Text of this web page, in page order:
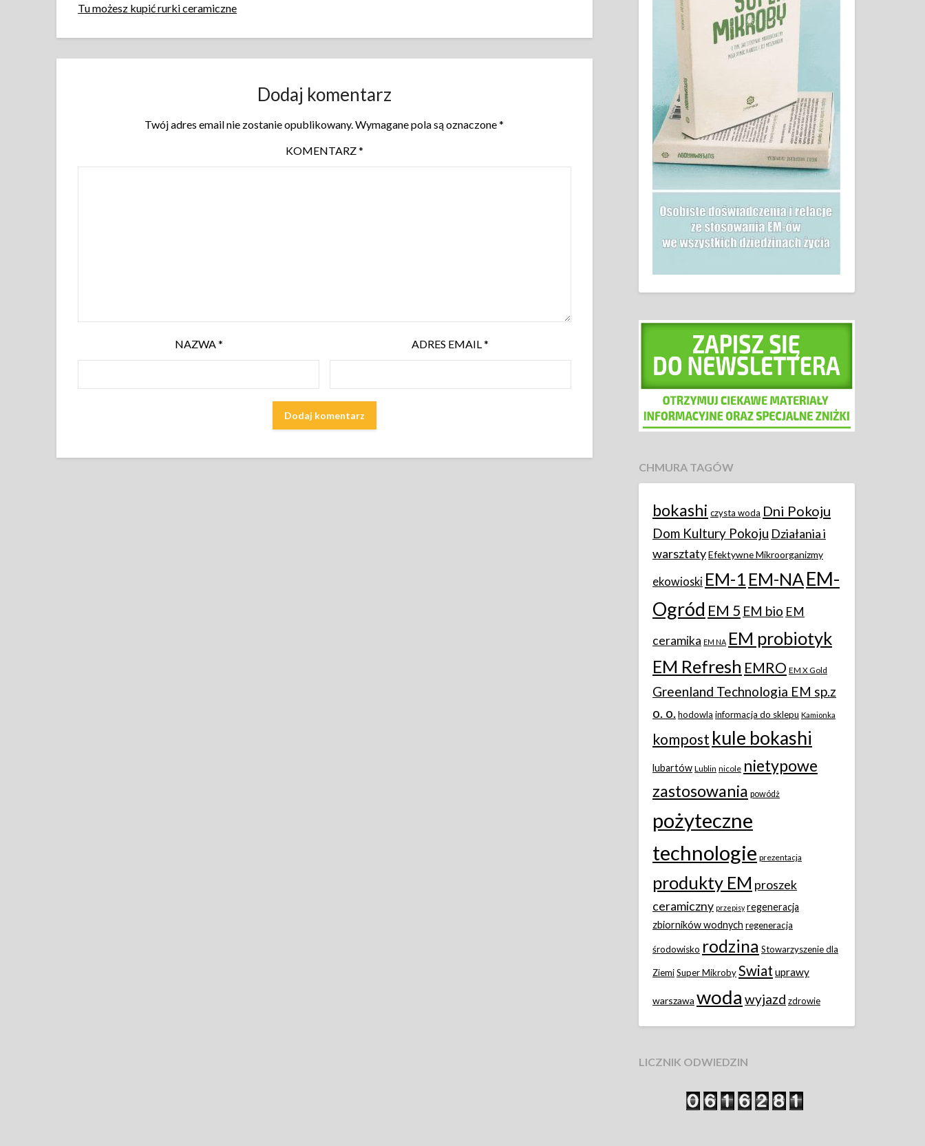
Tu możesz kupić rurki ceramiczne
Dodaj komentarz
Twój adres email nie zostanie opublikowany.Wymagane pola są oznaczone*
KOMENTARZ*
NAZWA* ADRES EMAIL*
CHMURA TAGÓW
bokashi czysta woda Dni Pokoju
Dom Kultury Pokoju Działania i
warsztatyEfektywne Mikroorganizmy
ekowioski EM-1 EM-NAEM-
Ogród EM 5 EM bio EM
ceramika EM NA EM probiotyk
EM Refresh EMRO EM X Gold
Greenland Technologia EM sp.z
o. o.hodowla informacja do sklepu Kamionka
kompost kule bokashi
lubartów Lublin nicole nietypowe
zastosowania powódż
pożyteczne
technologie prezentacja
produkty EM proszek
ceramiczny przepisy regeneracja
zbiorników wodnych regeneracja
środowisko rodzina Stowarzyszenie dla
ZiemiSuper MikrobySwiat uprawy
warszawa woda wyjazd zdrowie
LICZNIK ODWIEDZIN